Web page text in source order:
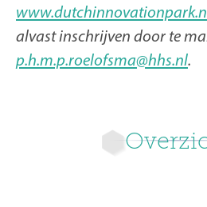
alvast inschrijven door te
p.h.m.p.roelofsma@hhs.nl.